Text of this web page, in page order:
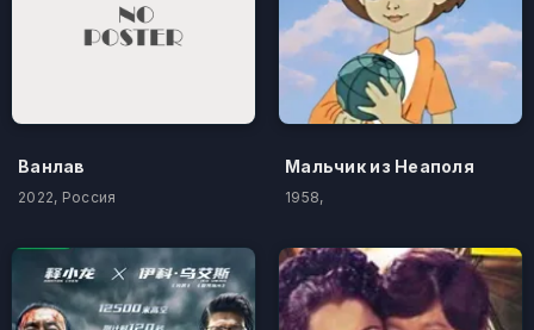
Ванлав
2022, Россия
Мальчик из Неаполя
1958,